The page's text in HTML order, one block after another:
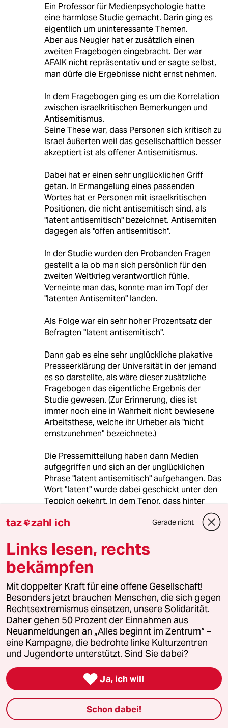
Ein Professor für Medienpsychologie hatte
eine harmlose Studie gemacht. Darin ging es
eigentlich um uninteressante Themen.
Aber aus Neugier hat er zusätzlich einen
zweiten Fragebogen eingebracht. Der war
AFAIK nicht repräsentativ und er sagte selbst,
man dürfe die Ergebnisse nicht ernst nehmen.
In dem Fragebogen ging es um die Korrelation
zwischen israelkritischen Bemerkungen und
Antisemitismus.
Seine These war, dass Personen sich kritisch zu
Israel äußerten weil das gesellschaftlich besser
akzeptiert ist als offener Antisemitismus.
Dabei hat er einen sehr unglücklichen Griff
getan. In Ermangelung eines passenden
Wortes hat er Personen mit israelkritischen
Positionen, die nicht antisemitisch sind, als
"latent antisemitisch" bezeichnet. Antisemiten
dagegen als "offen antisemitisch".
In der Studie wurden den Probanden Fragen
gestellt a la ob man sich persönlich für den
zweiten Weltkrieg verantwortlich fühle.
Verneinte man das, konnte man im Topf der
"latenten Antisemiten" landen.
Als Folge war ein sehr hoher Prozentsatz der
Befragten "latent antisemitisch".
Dann gab es eine sehr unglückliche plakative
Presseerklärung der Universität in der jemand
es so darstellte, als wäre dieser zusätzliche
Fragebogen das eigentliche Ergebnis der
Studie gewesen. (Zur Erinnerung, dies ist
immer noch eine in Wahrheit nicht bewiesene
Arbeitsthese, welche ihr Urheber als "nicht
ernstzunehmen" bezeichnete.)
Die Pressemitteilung haben dann Medien
aufgegriffen und sich an der unglücklichen
Phrase "latent antisemitisch" aufgehangen. Das
Wort "latent" wurde dabei geschickt unter den
Teppich gekehrt. In dem Tenor, dass hinter
Wahrheit verkappte Nazis stehen würden. Das
lieferte ein einfaches Feindbild und gab eine
gute Schlagzeile.
Es lieferte auch ein willkommenes Werkzeug
gegen Kritiker der israelischen Politik jeglichen
politischen Lagers inklusive der Linken, gegen
die man nun ohne Nachdenken die
Antisemitismuskeule schwingen konnte.
Niemand hat die echte Quelle recherchiert
oder auch nur 5 Minuten darüber nachgedacht.
Im Original wurde all der Blödsinn der
geschrieben wurde nirgends behauptet.
Genau so ein Mist passiert aber, wenn man
grobe Zusammenfassungen, Kommentare oder
Meinungen aus dem Zusammenhang reist und
einfach kopiert ohne den Kontext zu verstehen.
taz zahl ich Gerade nicht
Links lesen, rechts
bekämpfen
Mit doppelter Kraft für eine offene Gesellschaft!
Besonders jetzt brauchen Menschen, die sich gegen
Rechtsextremismus einsetzen, unsere Solidarität.
Daher gehen 50 Prozent der Einnahmen aus
Neuanmeldungen an „Alles beginnt im Zentrum“ –
eine Kampagne, die bedrohte linke Kulturzentren
und Jugendorte unterstützt. Sind Sie dabei?
 Ja, ich will
Schon dabei!